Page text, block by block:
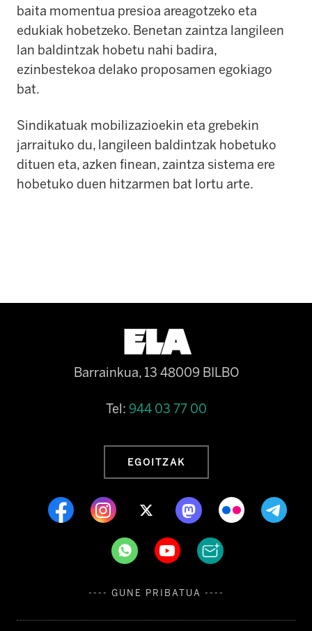
baita momentua presioa areagotzeko eta
edukiak hobetzeko. Benetan zaintza langileen
lan baldintzak hobetu nahi badira,
ezinbestekoa delako proposamen egokiago
bat.
Sindikatuak mobilizazioekin eta grebekin
jarraituko du, langileen baldintzak hobetuko
dituen eta, azken finean, zaintza sistema ere
hobetuko duen hitzarmen bat lortu arte.
Barrainkua, 13 48009 BILBO
Tel: 944 03 77 00
EGOITZAK
---- GUNE PRIBATUA ----